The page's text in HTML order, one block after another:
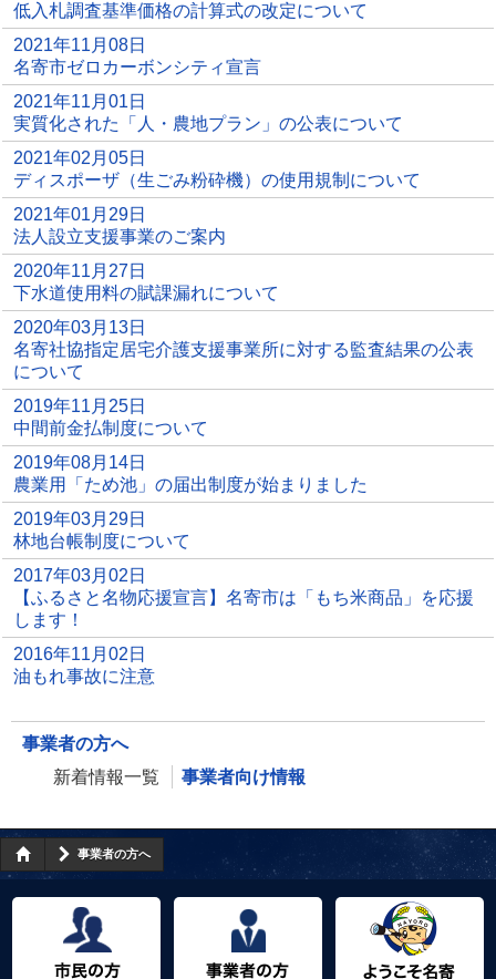
低入札調査基準価格の計算式の改定について
2021年11月08日
名寄市ゼロカーボンシティ宣言
2021年11月01日
実質化された「人・農地プラン」の公表について
2021年02月05日
ディスポーザ（生ごみ粉砕機）の使用規制について
2021年01月29日
法人設立支援事業のご案内
2020年11月27日
下水道使用料の賦課漏れについて
2020年03月13日
名寄社協指定居宅介護支援事業所に対する監査結果の公表
について
2019年11月25日
中間前金払制度について
2019年08月14日
農業用「ため池」の届出制度が始まりました
2019年03月29日
林地台帳制度について
2017年03月02日
【ふるさと名物応援宣言】名寄市は「もち米商品」を応援
します！
2016年11月02日
油もれ事故に注意
事業者の方へ
新着情報一覧
事業者向け情報
事業者の方へ